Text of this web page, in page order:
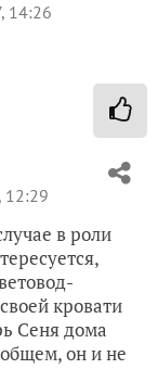
14:26
12:29
в роли
кровати
Сеня дома
он и не